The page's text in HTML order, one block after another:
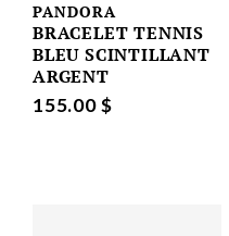
PANDORA
BRACELET TENNIS
BLEU SCINTILLANT
ARGENT
155.00 $